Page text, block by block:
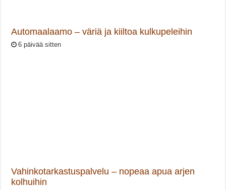
Automaalaamo – väriä ja kiiltoa kulkupeleihin
6 päivää sitten
Vahinkotarkastuspalvelu – nopeaa apua arjen
kolhuihin